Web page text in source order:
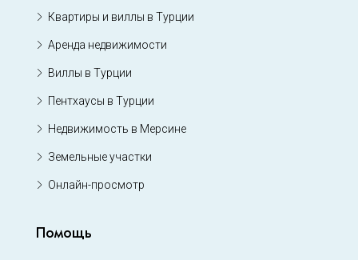
Квартиры и виллы в Турции
Аренда недвижимости
Виллы в Турции
Пентхаусы в Турции
Недвижимость в Мерсине
Земельные участки
Онлайн-просмотр
Помощь